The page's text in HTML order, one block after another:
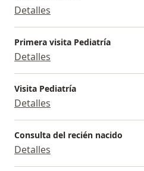
Detalles
Primera visita Pediatría
Detalles
Visita Pediatría
Detalles
Consulta del recién nacido
Detalles